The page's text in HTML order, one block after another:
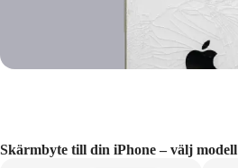
Skärmbyte till din iPhone – välj modell